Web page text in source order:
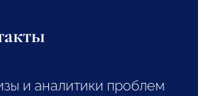
и аналитики проблем